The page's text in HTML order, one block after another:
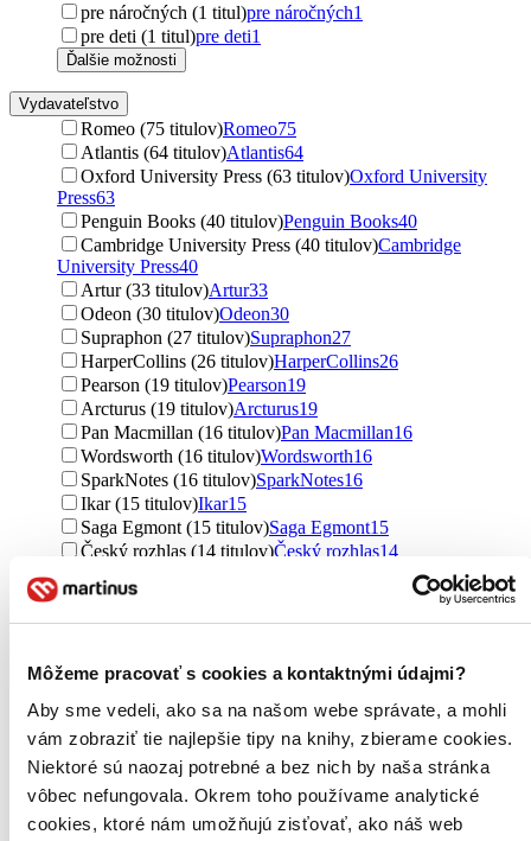
Môžeme pracovať s cookies a kontaktnými údajmi?
Aby sme vedeli, ako sa na našom webe správate, a mohli
vám zobraziť tie najlepšie tipy na knihy, zbierame cookies.
Niektoré sú naozaj potrebné a bez nich by naša stránka
vôbec nefungovala. Okrem toho používame analytické
cookies, ktoré nám umožňujú zisťovať, ako náš web
pre náročných (1 titul)pre náročných1
pre deti (1 titul)pre deti1
Ďalšie možnosti
Vydavateľstvo
Romeo (75 titulov)Romeo75
Atlantis (64 titulov)Atlantis64
Oxford University Press (63 titulov)Oxford University
Press63
Penguin Books (40 titulov)Penguin Books40
Cambridge University Press (40 titulov)Cambridge
University Press40
Artur (33 titulov)Artur33
Odeon (30 titulov)Odeon30
Supraphon (27 titulov)Supraphon27
HarperCollins (26 titulov)HarperCollins26
Pearson (19 titulov)Pearson19
Arcturus (19 titulov)Arcturus19
Pan Macmillan (16 titulov)Pan Macmillan16
Wordsworth (16 titulov)Wordsworth16
SparkNotes (16 titulov)SparkNotes16
Ikar (15 titulov)Ikar15
Saga Egmont (15 titulov)Saga Egmont15
Český rozhlas (14 titulov)Český rozhlas14
Simon & Schuster 12
Naxos Audiobooks (12 titulov)
Naxos Audiobooks12
Espasa (11 titulov)Espasa11
Academia (10 titulov)Academia10
MacMillan (10 titulov) MacMillan10
Wordsworth Editions (10 titulov)Wordsworth Editions10
Random House (9 titulov) Random House9
Collins (9 titulov)Collins9
Vyšehrad (8 titulov)
8
Classic (8 titulov)Classic8